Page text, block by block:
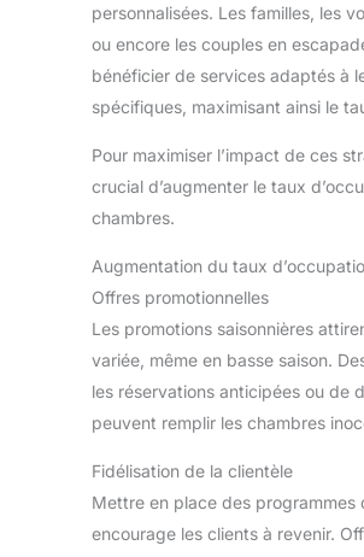
personnalisées. Les familles, les
ou encore les couples en
bénéficier de services adaptés à
spécifiques, maximisant ainsi le
Pour maximiser l’impact de ces
crucial d’augmenter le taux
chambres.
Augmentation du taux
Offres promotionnelles
Les promotions saisonnières
variée, même en basse saison.
les réservations anticipées ou de
peuvent remplir les chambres
Fidélisation de la clientèle
Mettre en place des programmes
encourage les clients à revenir.